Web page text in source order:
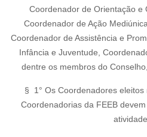
Coordenador de Orientação e
Coordenador de Ação
Coordenador de Assistência e
Infância e Juventude,
dentre os membros do
§ 1° Os Coordenadores
Coordenadorias da FEEB